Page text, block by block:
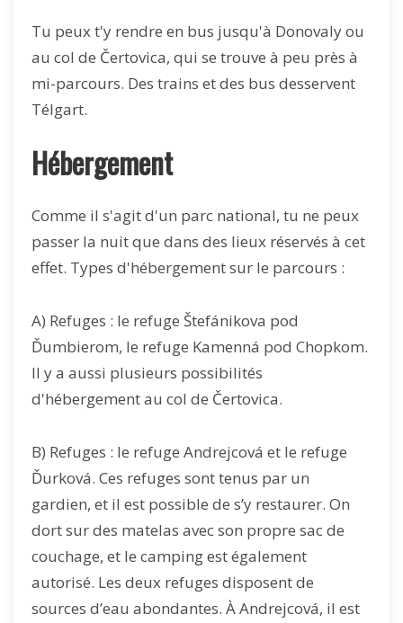
Tu peux t'y rendre en bus jusqu'à Donovaly ou
au col de Čertovica, qui se trouve à peu près à
mi-parcours. Des trains et des bus desservent
Télgart.
Hébergement
Comme il s'agit d'un parc national, tu ne peux
passer la nuit que dans des lieux réservés à cet
effet. Types d'hébergement sur le parcours :
A) Refuges : le refuge Štefánikova pod
Ďumbierom, le refuge Kamenná pod Chopkom.
Il y a aussi plusieurs possibilités
d'hébergement au col de Čertovica.
B) Refuges : le refuge Andrejcová et le refuge
Ďurková. Ces refuges sont tenus par un
gardien, et il est possible de s’y restaurer. On
dort sur des matelas avec son propre sac de
couchage, et le camping est également
autorisé. Les deux refuges disposent de
sources d’eau abondantes. À Andrejcová, il est